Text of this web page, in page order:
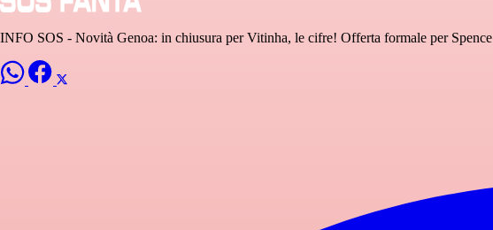
INFO SOS - Novità Genoa: in chiusura per Vitinha, le cifre! Offerta formale per Spence